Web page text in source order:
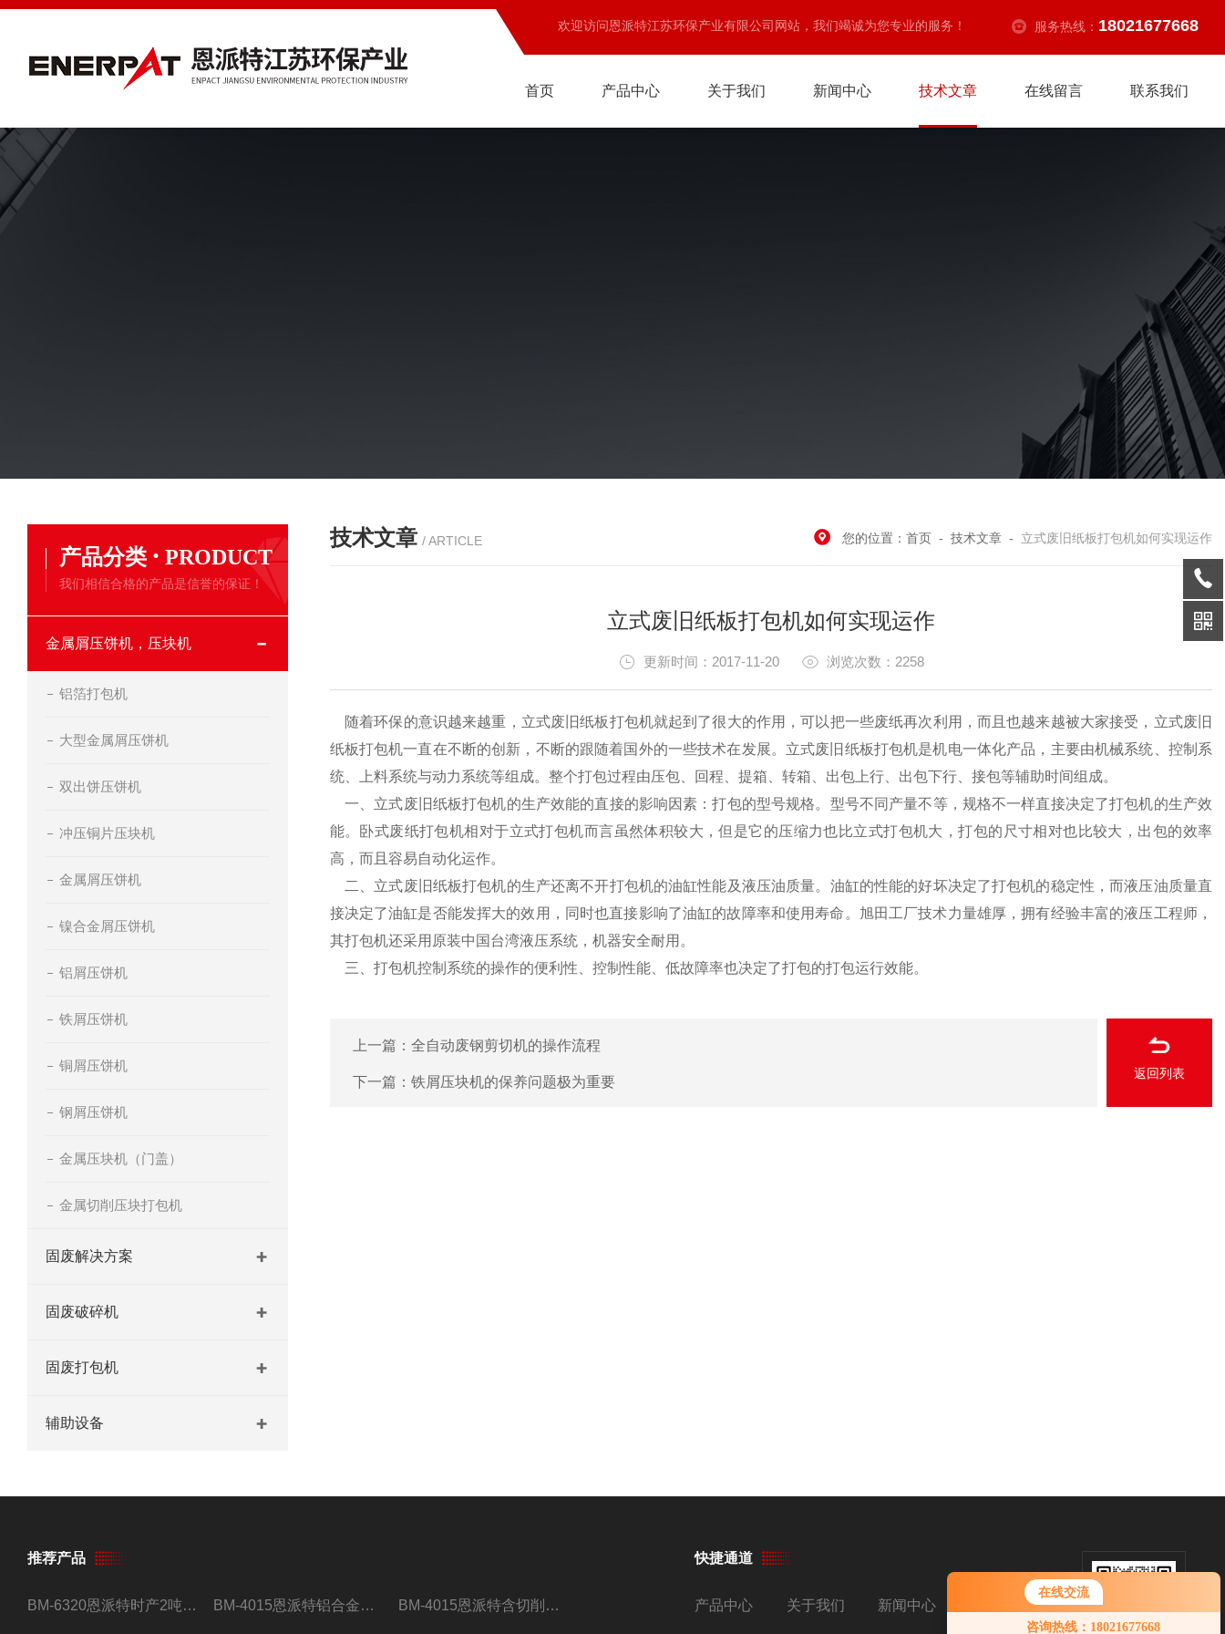
在线交流
咨询热线：18021677668
欢迎访问恩派特江苏环保产业有限公司网站，我们竭诚为您专业的服务！ 服务热线： 18021677668
首页 产品中心 关于我们 新闻中心 技术文章 在线留言 联系我们
产品分类 · PRODUCT
我们相信合格的产品是信誉的保证！
金属屑压饼机，压块机
铝箔打包机
大型金属屑压饼机
双出饼压饼机
冲压铜片压块机
金属屑压饼机
镍合金屑压饼机
铝屑压饼机
铁屑压饼机
铜屑压饼机
钢屑压饼机
金属压块机（门盖）
金属切削压块打包机
固废解决方案
固废破碎机
固废打包机
辅助设备
技术文章 / ARTICLE 您的位置： 首页 - 技术文章 - 立式废旧纸板打包机如何实现运作
立式废旧纸板打包机如何实现运作
更新时间：2017-11-20 浏览次数：2258
随着环保的意识越来越重，立式废旧纸板打包机就起到了很大的作用，可以把一些废纸再次利用，而且也越来越被大家接受，立式废旧
纸板打包机一直在不断的创新，不断的跟随着国外的一些技术在发展。立式废旧纸板打包机是机电一体化产品，主要由机械系统、控制系
统、上料系统与动力系统等组成。整个打包过程由压包、回程、提箱、转箱、出包上行、出包下行、接包等辅助时间组成。
一、立式废旧纸板打包机的生产效能的直接的影响因素：打包的型号规格。型号不同产量不等，规格不一样直接决定了打包机的生产效
能。卧式废纸打包机相对于立式打包机而言虽然体积较大，但是它的压缩力也比立式打包机大，打包的尺寸相对也比较大，出包的效率
高，而且容易自动化运作。
二、立式废旧纸板打包机的生产还离不开打包机的油缸性能及液压油质量。油缸的性能的好坏决定了打包机的稳定性，而液压油质量直
接决定了油缸是否能发挥大的效用，同时也直接影响了油缸的故障率和使用寿命。旭田工厂技术力量雄厚，拥有经验丰富的液压工程师，
其打包机还采用原装中国台湾液压系统，机器安全耐用。
三、打包机控制系统的操作的便利性、控制性能、低故障率也决定了打包的打包运行效能。
上一篇： 全自动废钢剪切机的操作流程
下一篇： 铁屑压块机的保养问题极为重要
返回列表
推荐产品
BM-6320恩派特时产2吨合金钢屑压饼机 BM-4015恩派特铝合金屑压饼机 脱油效果好 BM-4015恩派特含切削油铝屑压饼机
快捷通道
产品中心 关于我们 新闻中心